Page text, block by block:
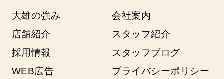
大雄の強み
会社案内
店舗紹介
スタッフ紹介
採用情報
スタッフブログ
WEB広告
プライバシーポリシー